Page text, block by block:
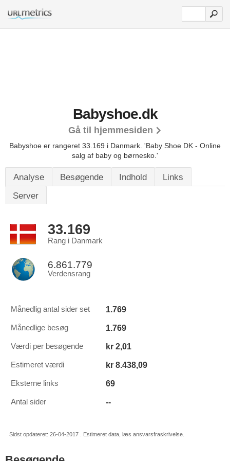
Babyshoe.dk
Gå til hjemmesiden
Babyshoe er rangeret 33.169 i Danmark. 'Baby Shoe DK - Online
salg af baby og børnesko.'
Analyse Besøgende Indhold
Links
Server
33.169
Rang i Danmark
6.861.779
Verdensrang
Månedlig antal sider set 1.769
Månedlige besøg 1.769
Værdi per besøgende kr 2,01
Estimeret værdi kr 8.438,09
Eksterne links 69
Antal sider --
Sidst opdateret: 26-04-2017 . Estimeret data, læs ansvarsfraskrivelse.